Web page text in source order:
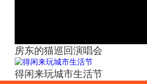
房东的猫巡回演唱会
得闲来玩城市生活节